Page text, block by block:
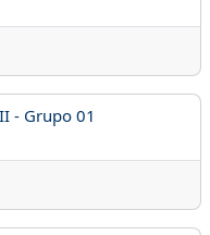
- Grupo 01